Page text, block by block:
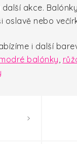
akce.
oslavě nebo
i další
balónky,